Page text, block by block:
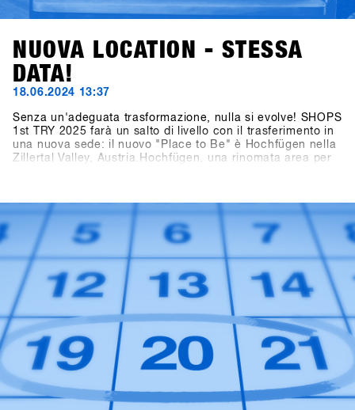
NUOVA LOCATION - STESSA
DATA!
18.06.2024 13:37
Senza un'adeguata trasformazione, nulla si evolve! SHOPS
1st TRY 2025 farà un salto di livello con il trasferimento in
una nuova sede: il nuovo "Place to Be" è Hochfügen nella
Zillertal Valley, Austria.Hochfügen, una rinomata area per
Hochfügen, offre opportunità senza precedenti per
sviluppare il più grande evento B2B di snowboard in
Europa e portare i test sulla neve ad un livello
successivo.Segnate sul calendario: le date restano dal 19
al 21 gennaio 2025. Il concept definitivo per i brand sarà
svelato alla fine di luglio, e gli inviti ai negozi saranno
spediti entro la fine di ottobre!